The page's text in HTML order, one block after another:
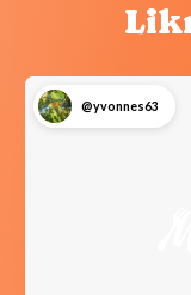
@yvonnes63